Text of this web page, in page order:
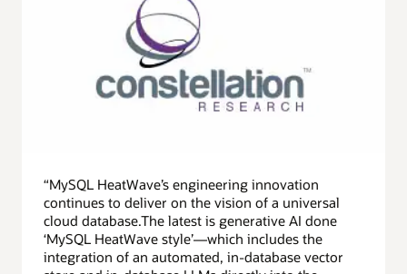
“MySQL HeatWave’s engineering innovation
continues to deliver on the vision of a universal
cloud database.The latest is generative AI done
‘MySQL HeatWave style’—which includes the
integration of an automated, in-database vector